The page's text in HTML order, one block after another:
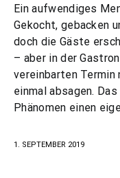
Ein aufwendiges
Gekocht, gebacken
doch die Gäste
– aber in der
vereinbarten Termin
einmal absagen.
Phänomen einen
1. SEPTEMBER 2019